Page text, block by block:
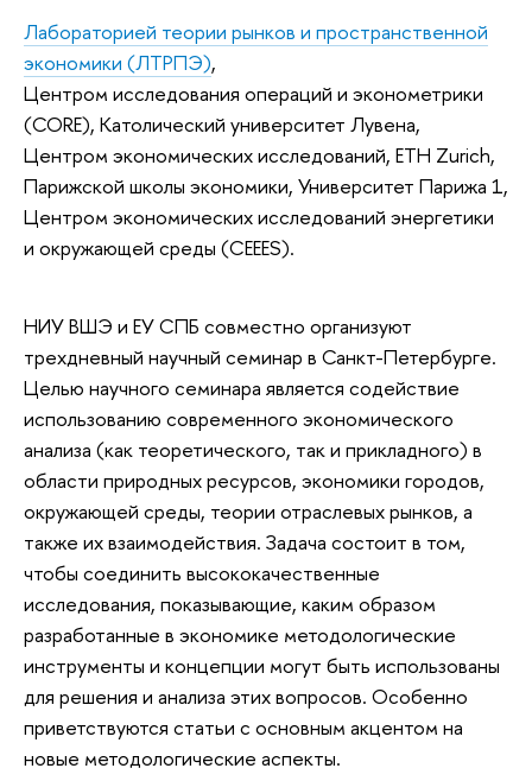
Лабораторией теории рынков и пространственной
экономики (ЛТРПЭ),
Центром исследования операций и эконометрики
(CORE), Католический университет Лувена,
Центром экономических исследований, ETH Zurich,
Парижской школы экономики, Университет Парижа 1,
Центром экономических исследований энергетики
и окружающей среды (CEEES).
НИУ ВШЭ и ЕУ СПБ совместно организуют
трехдневный научный семинар в Санкт-Петербурге.
Целью научного семинара является содействие
использованию современного экономического
анализа (как теоретического, так и прикладного) в
области природных ресурсов, экономики городов,
окружающей среды, теории отраслевых рынков, а
также их взаимодействия. Задача состоит в том,
чтобы соединить высококачественные
исследования, показывающие, каким образом
разработанные в экономике методологические
инструменты и концепции могут быть использованы
для решения и анализа этих вопросов. Особенно
приветствуются статьи с основным акцентом на
новые методологические аспекты.